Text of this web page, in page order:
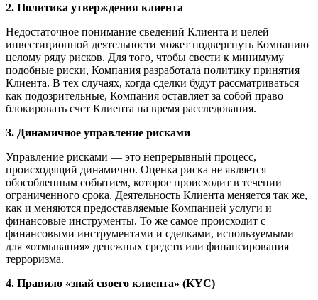
2. Политика утверждения клиента
Недостаточное понимание сведений Клиента и целей
инвестиционной деятельности может подвергнуть Компанию
целому ряду рисков. Для того, чтобы свести к минимуму
подобные риски, Компания разработала политику принятия
Клиента. В тех случаях, когда сделки будут рассматриваться
как подозрительные, Компания оставляет за собой право
блокировать счет Клиента на время расследования.
3. Динамичное управление рисками
Управление рисками — это непрерывный процесс,
происходящий динамично. Оценка риска не является
обособленным событием, которое происходит в течении
ограниченного срока. Деятельность Клиента меняется так же,
как и меняются предоставляемые Компанией услуги и
финансовые инструменты. То же самое происходит с
финансовыми инструментами и сделками, используемыми
для «отмывания» денежных средств или финансирования
терроризма.
4. Правило «знай своего клиента» (KYC)